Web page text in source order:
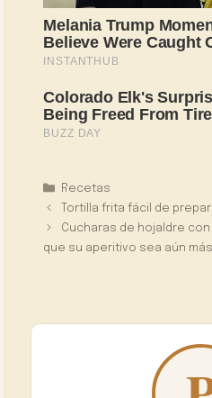
Categorías
Recetas
Tortilla frita fácil de
Cucharas de hojaldre con
que su aperitivo sea aún